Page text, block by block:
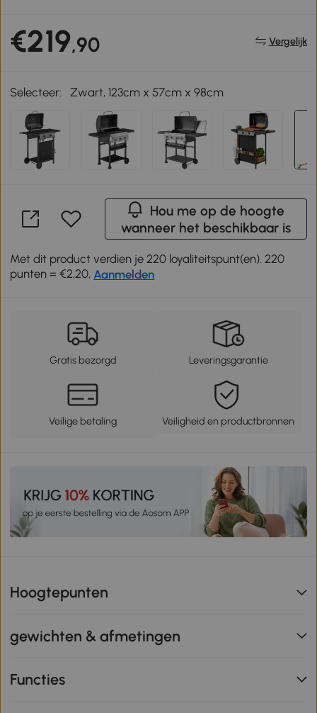
€219,90 Vergelijk
Selecteer: Zwart, 123cm x 57cm x 98cm
Hou me op de hoogte
wanneer het beschikbaar is
Met dit product verdien je 220 loyaliteitspunt(en). 220
punten = €2,20, Aanmelden
Gratis bezorgd Leveringsgarantie
Veilige betaling Veiligheid en productbronnen
Hoogtepunten
gewichten & afmetingen
Functies